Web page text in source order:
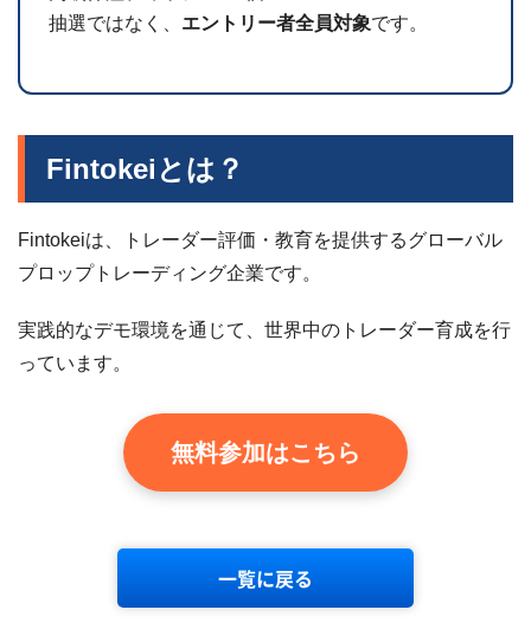
抽選ではなく、 エントリー者全員対象です。
Fintokeiとは？
Fintokeiは、トレーダー評価・教育を提供するグローバル
プロップトレーディング企業です。
実践的なデモ環境を通じて、世界中のトレーダー育成を行
っています。
無料参加はこちら
一覧に戻る